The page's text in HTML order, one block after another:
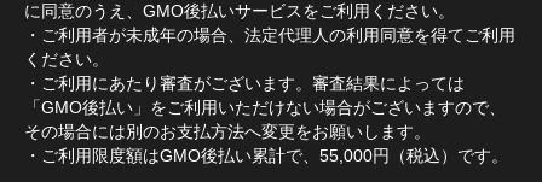
に同意のうえ、GMO後払いサービスをご利用ください。
・ご利用者が未成年の場合、法定代理人の利用同意を得てご利用
ください。
・ご利用にあたり審査がございます。審査結果によっては
「GMO後払い」をご利用いただけない場合がございますので、
その場合には別のお支払方法へ変更をお願いします。
・ご利用限度額はGMO後払い累計で、55,000円（税込）です。